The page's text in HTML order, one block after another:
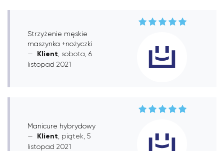
Strzyżenie męskie
maszynka +nożyczki
Klient , sobota, 6
listopad 2021
Manicure hybrydowy
Klient , piątek, 5
listopad 2021